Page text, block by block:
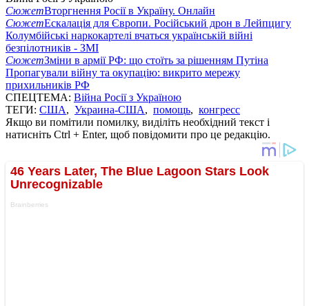
СюжетВторгнення Росії в Україну. Онлайн
СюжетЕскалація для Європи. Російський дрон в Лейпцигу
Колумбійські наркокартелі вчаться українській війні
безпілотників - ЗМІ
СюжетЗміни в армії РФ: що стоїть за рішенням Путіна
Пропагували війну та окупацію: викрито мережу
прихильників РФ
СПЕЦТЕМА: Війна Росії з Україною
ТЕГИ: США, Украина-США, помощь, конгресс
Якщо ви помітили помилку, виділіть необхідний текст і
натисніть Ctrl + Enter, щоб повідомити про це редакцію.